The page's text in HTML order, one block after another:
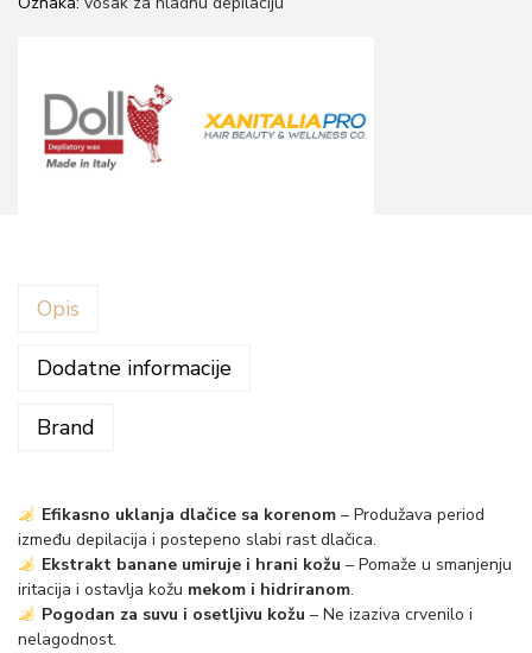
e
p
i
u
a
n
a
1
0
Opis
Dodatne informacije
Brand
Efikasno uklanja dlačice sa korenom– Produžava period
između depilacija i postepeno slabi rast dlačica.
Ekstrakt banane umiruje i hrani kožu – Pomaže u smanjenju
iritacija i ostavlja kožu mekom i hidriranom.
Pogodan za suvu i osetljivu kožu – Ne izaziva crvenilo i
nelagodnost.